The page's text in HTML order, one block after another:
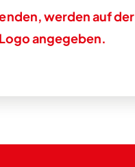
werden auf der
angegeben.